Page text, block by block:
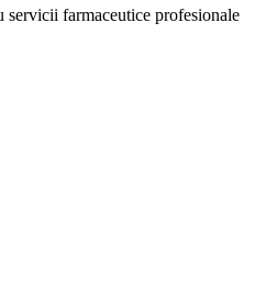
servicii farmaceutice profesionale